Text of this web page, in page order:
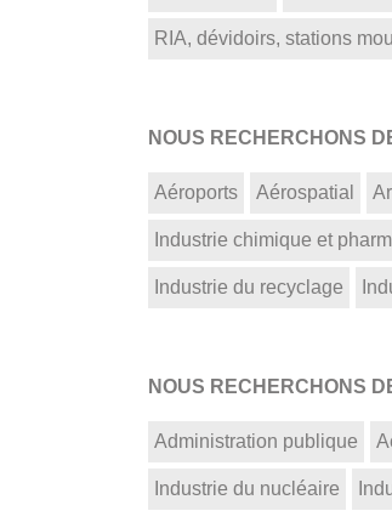
RIA, dévidoirs, stations
NOUS RECHERCHONS
Aéroports Aérospatial
Industrie chimique et
Industrie du recyclage
NOUS RECHERCHONS
Administration publique
Industrie du nucléaire